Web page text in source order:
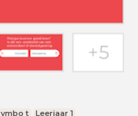
vmbo t Leerjaar 1